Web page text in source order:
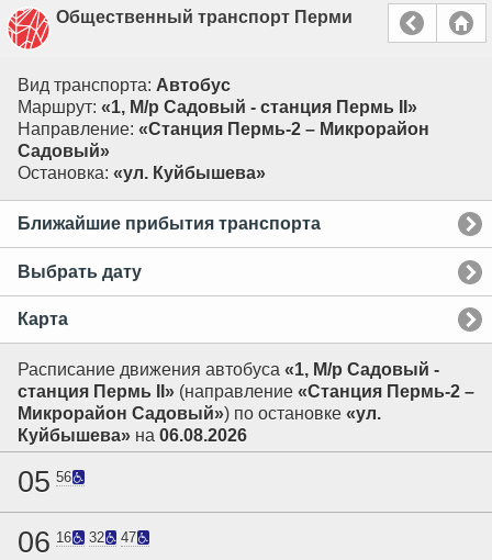
Общественный транспорт Перми
Вид транспорта: Автобус
Маршрут: «1, М/р Садовый - станция Пермь II»
Направление: «Станция Пермь-2 – Микрорайон
Садовый»
Остановка: «ул. Куйбышева»
Ближайшие прибытия транспорта
Выбрать дату
Карта
Расписание движения автобуса «1, М/р Садовый -
станция Пермь II» (направление «Станция Пермь-2 –
Микрорайон Садовый») по остановке «ул.
Куйбышева» на 06.08.2026
05 56
06 16 32 47